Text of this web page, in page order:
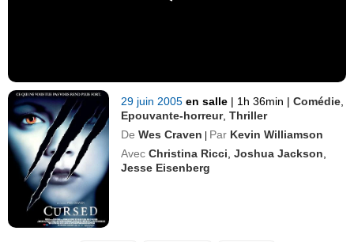
29 juin 2005en salle | 1h 36min | Comédie
Epouvante-horreur,Thriller
De Wes Craven | Par Kevin Williamson
Avec Christina Ricci ,Joshua Jackson
Jesse Eisenberg